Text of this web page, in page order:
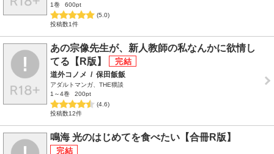
1巻
600pt
(5.0)
投稿数1件
あの宗像先生が、新人教師の私なんかに欲情し
てる【R版】
道外コノメ / 保田飯飯
アダルトマンガ、THE猥談
1～4巻
200pt
(4.6)
投稿数12件
鳴海 光のはじめてを食べたい【合冊R版】